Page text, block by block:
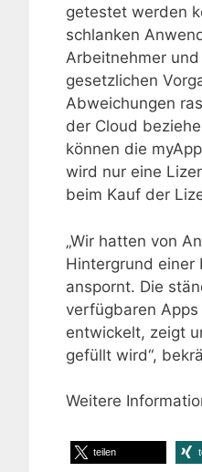
getestet werden
schlanken
Arbeitnehmer
gesetzlichen
Abweichungen
der Cloud
können die
wird nur eine
beim Kauf der
„Wir hatten von
Hintergrund einer
anspornt. Die
verfügbaren
entwickelt, zeigt
gefüllt wird“,
Weitere
teilen